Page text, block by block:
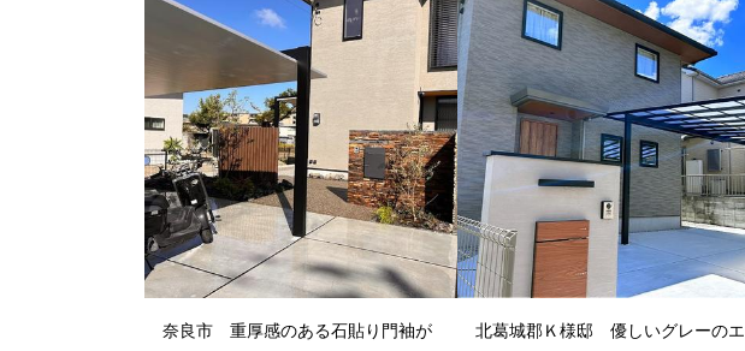
奈良市 重厚感のある石貼り門袖が
北葛城郡Ｋ様邸 優しいグレーのエ